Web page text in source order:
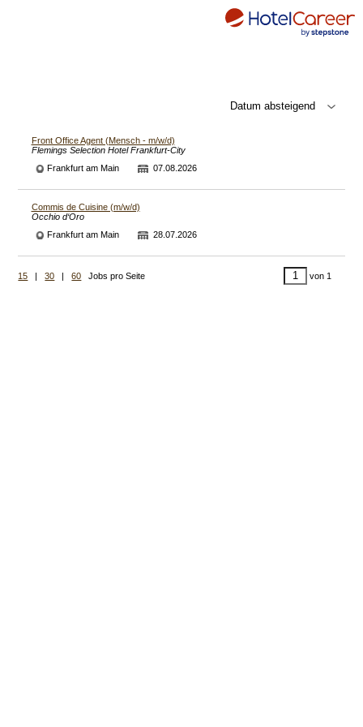
Front Office Agent (Mensch - m/w/d)
Flemings Selection Hotel Frankfurt-City
Frankfurt am Main
07.08.2026
Commis de Cuisine (m/w/d)
Occhio d‘Oro
Frankfurt am Main
28.07.2026
15 |30 |60 Jobs pro Seite von 1